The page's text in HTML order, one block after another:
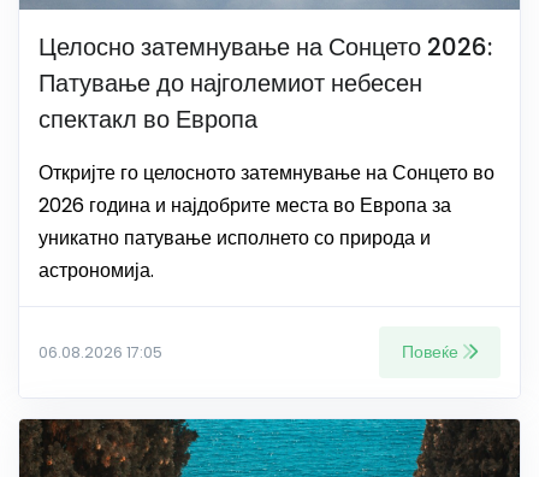
Целосно затемнување на Сонцето 2026:
Патување до најголемиот небесен
спектакл во Европа
Откријте го целосното затемнување на Сонцето во
2026 година и најдобрите места во Европа за
уникатно патување исполнето со природа и
астрономија.
06.08.2026 17:05 Повеќе